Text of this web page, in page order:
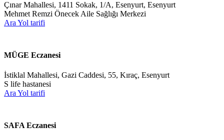
Çınar Mahallesi, 1411 Sokak, 1/A, Esenyurt, Esenyurt
Mehmet Remzi Önecek Aile Sağlığı Merkezi
Ara Yol tarifi
MÜGE Eczanesi
İstiklal Mahallesi, Gazi Caddesi, 55, Kıraç, Esenyurt
S life hastanesi
Ara Yol tarifi
SAFA Eczanesi